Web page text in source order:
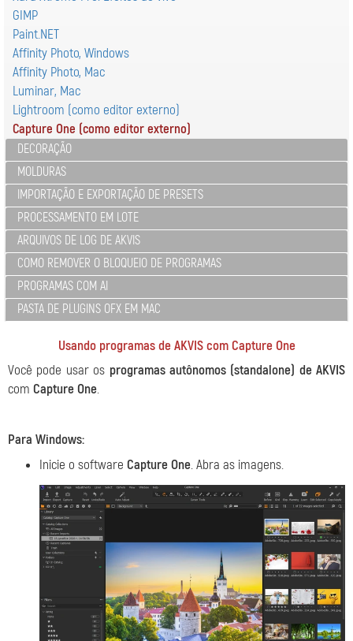
GIMP
Paint.NET
Affinity Photo, Windows
Affinity Photo, Mac
Luminar, Mac
Lightroom (como editor externo)
Capture One (como editor externo)
DECORAÇÃO
MOLDURAS
IMPORTAÇÃO E EXPORTAÇÃO DE PRESETS
PROCESSAMENTO EM LOTE
ARQUIVOS DE LOG DE AKVIS
COMO REMOVER O BLOQUEIO DE PROGRAMAS
PROGRAMAS COM AI
PASTA DE PLUGINS OFX EM MAC
Usando programas de AKVIS com Capture One
Você pode usar os programas autônomos (standalone) de AKVIS
com Capture One.
Para Windows:
Inicie o software Capture One. Abra as imagens.